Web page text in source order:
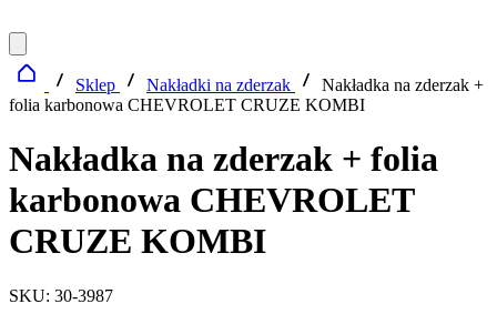
Sklep Nakładki na zderzak
Nakładka na zderzak +
folia karbonowa CHEVROLET CRUZE KOMBI
Nakładka na zderzak + folia
karbonowa CHEVROLET
CRUZE KOMBI
SKU: 30-3987